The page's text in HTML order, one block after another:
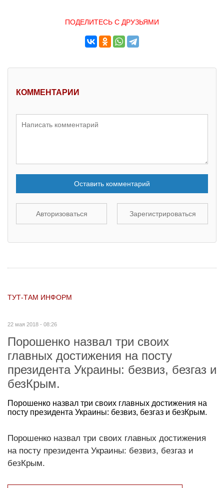
ПОДЕЛИТЕСЬ С ДРУЗЬЯМИ
КОММЕНТАРИИ
Оставить комментарий
Авторизоваться Зарегистрироваться
ТУТ-ТАМ ИНФОРМ
22 мая 2018 - 08:26
Порошенко назвал три своих
главных достижения на посту
президента Украины: безвиз, безгаз и
безКрым.
Порошенко назвал три своих главных достижения на
посту президента Украины: безвиз, безгаз и безКрым.
Порошенко назвал три своих главных достижения
на посту президента Украины: безвиз, безгаз и
безКрым.